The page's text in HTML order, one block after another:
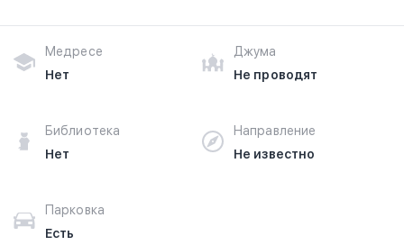
Медресе
Нет
Джума
Не проводят
Библиотека
Нет
Направление
Не известно
Парковка
Есть